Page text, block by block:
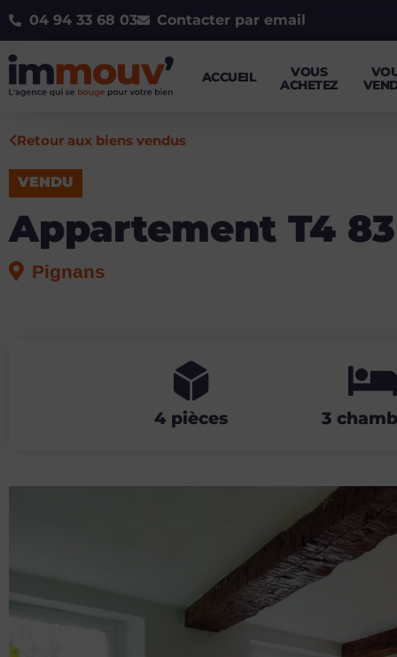
04 94 33 68 03 Contacter par email
ACCUEIL
VOUS
ACHETEZ
Retour aux biens vendus
VENDU
Appartement T4 83
Pignans
4 pièces 3